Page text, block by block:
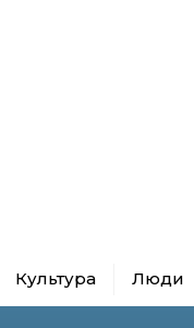
Культура Люди